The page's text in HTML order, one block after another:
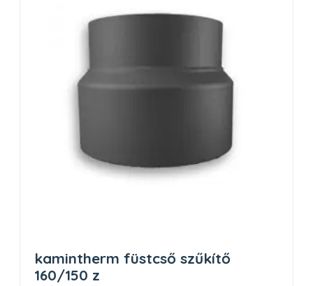
kamintherm füstcső szűkítő
160/150 z